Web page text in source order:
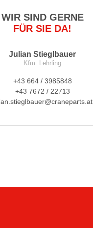
WIR SIND GERNE
FÜR SIE DA!
Julian Stieglbauer
Kfm. Lehrling
+43 664 / 3985848
+43 7672 / 22713